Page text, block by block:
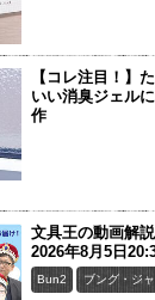
【コレ注目！】
いい消臭ジェル
作
文具王の動画解
2026年8月5日
Bun2 ブング・ジ